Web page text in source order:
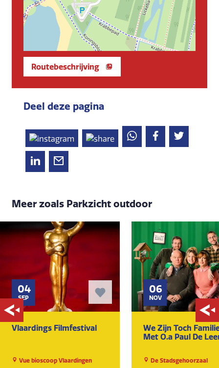
Routebeschrijving
Deel deze pagina
Meer zoals Parkzicht outdoor
04
SEP
Vlaardings Filmfestival
Vue bioscoop Vlaardingen
06
NOV
We Zijn Toch
Met O.a Paul De
De Stadsgehoorzaal